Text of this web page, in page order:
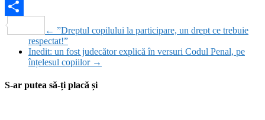
WhatsApp
Partajează
← ”Dreptul copilului la participare, un drept ce trebuie
respectat!”
Inedit: un fost judecător explică în versuri Codul Penal, pe
înțelesul copiilor →
S-ar putea să-ți placă și